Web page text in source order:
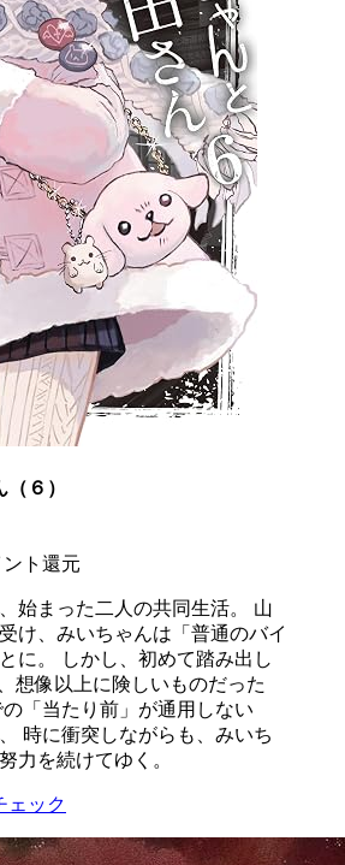
６）
ト還元
始まった二人の共同生活。 山
け、みいちゃんは「普通のバイ
に。 しかし、初めて踏み出し
想像以上に険しいものだった
「当たり前」が通用しない
時に衝突しながらも、みいち
力を続けてゆく。
ェック